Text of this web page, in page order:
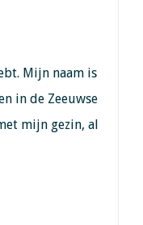
Mijn naam is
in de Zeeuwse
mijn gezin, al